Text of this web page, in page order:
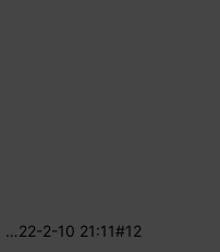
#12
22-2-10 21:11
…